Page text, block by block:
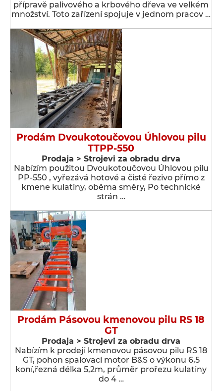
přípravě palivového a krbového dřeva ve velkém
množství. Toto zařízení spojuje v jednom pracov …
Prodám Dvoukotoučovou Úhlovou pilu
TTPP-550
Prodaja > Strojevi za obradu drva
Nabízím použitou Dvoukotoučovou Úhlovou pilu
PP-550 , vyřezává hotové a čisté řezivo přímo z
kmene kulatiny, oběma směry, Po technické
strán …
Prodám Pásovou kmenovou pilu RS 18
GT
Prodaja > Strojevi za obradu drva
Nabízím k prodeji kmenovou pásovou pilu RS 18
GT, pohon spalovací motor B&S o výkonu 6,5
koní,řezná délka 5,2m, průměr prořezu kulatiny
do 4 …